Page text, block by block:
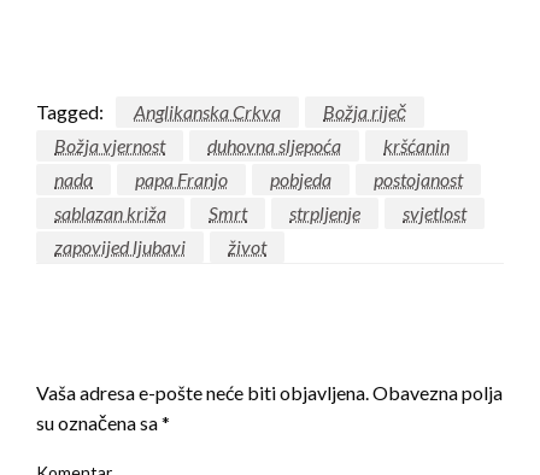
Tagged: Anglikanska Crkva
Božja riječ
Božja vjernost
duhovna sljepoća
kršćanin
nada
papa Franjo pobjeda
postojanost
sablazan križa
Smrt strpljenje
svjetlost
zapovijed ljubavi
život
Vaša adresa e-pošte neće biti objavljena.Obavezna polja
su označena sa*